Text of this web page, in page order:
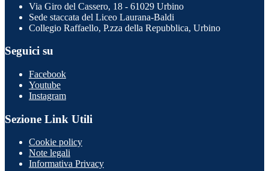
Via Giro del Cassero, 18 - 61029 Urbino
Sede staccata del Liceo Laurana-Baldi
Collegio Raffaello, P.zza della Repubblica, Urbino
Seguici su
Facebook
Youtube
Instagram
Sezione Link Utili
Cookie policy
Note legali
Informativa Privacy